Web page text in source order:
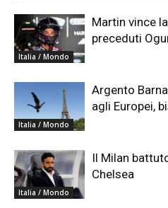
Italia / Mondo
Martin vince
preceduti
Italia / Mondo
Argento
agli Europei,
Italia / Mondo
Il Milan
Chelsea